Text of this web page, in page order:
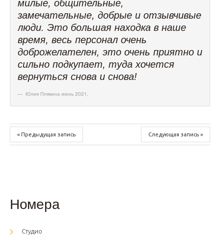
милые, общительные,
замечательные, добрые и отзывчивые
люди. Это большая находка в наше
время, весь персонал очень
доброжелателен, это очень приятно и
сильно подкупает, туда хочется
вернуться снова и снова!
Юлия Плякина июнь 2021
« Предыдущая запись Следующая запись »
Номера
Студио